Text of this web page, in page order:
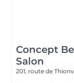
Concept
Salon
201, route de